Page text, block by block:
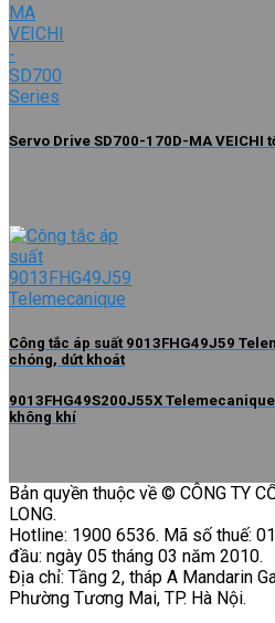
Servo Drive SD700-170D-MA VEICHI
Công tắc áp suất 9013FHG49J59
chóng, dứt khoát
9013FHG49S200J55X
không khí
Bản quyền thuộc về © CÔNG TY
LONG.
Hotline: 1900 6536. Mã số thuế:
đầu: ngày 05 tháng 03 năm 2010.
Địa chỉ: Tầng 2, tháp A Mandarin
Phường Tương Mai, TP. Hà Nội.